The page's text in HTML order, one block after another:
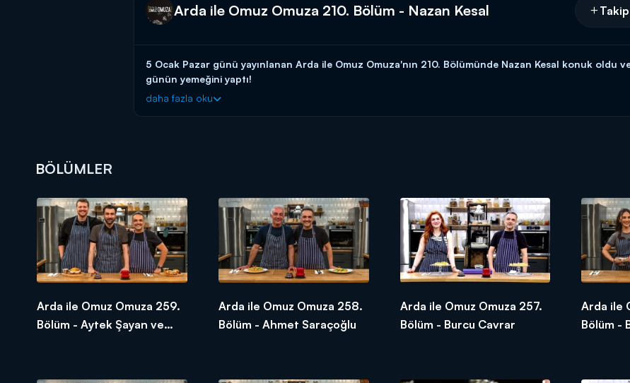
Arda ile Omuz Omuza 210. Bölüm - Nazan Kesal
5 Ocak Pazar günü yayınlanan Arda ile Omuz Omuza'nın 210. Bölümünde Nazan Kesal konuk oldu
günün yemeğini yaptı!
Arda Türkmenbu bölümde usta oyuncu Nazan Kesal'ı ağırladı.
daha fazla oku
BÖLÜMLER
Arda ile Omuz Omuza 259.
Bölüm - Aytek Şayan ve
Arda ile Omuz Omuza 258.
Bölüm - Ahmet Saraçoğlu
Arda ile Omuz Omuza 257.
Bölüm - Burcu Cavrar
Arda ile
Bölüm -